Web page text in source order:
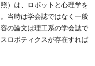
）は、ロボットと心理学を
当時は学会誌ではなく一般
の論文は理工系の学会誌で
ロボティクスが存在すれば